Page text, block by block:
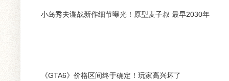
小岛秀夫谍战新作细节曝光！原型麦子叔 最早2030年
《GTA6》价格区间终于确定！玩家高兴坏了